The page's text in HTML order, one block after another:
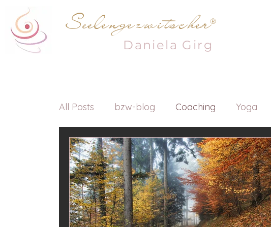
Seelengezwitscher
Daniela Girg
®
All Posts bzw-blog Coaching Yoga